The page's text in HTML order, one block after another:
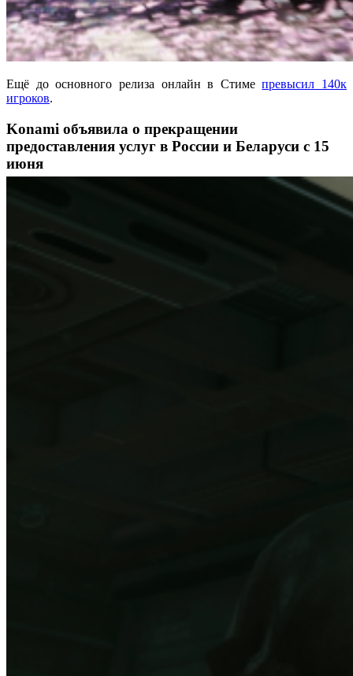
Ещё до основного релиза онлайн в Стимепревысил 140к
игроков.
Konami объявила о прекращении
предоставления услуг в России и Беларуси с 15
июня